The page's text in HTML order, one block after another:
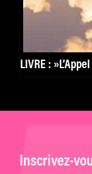
LIVRE :
Inscrivez-